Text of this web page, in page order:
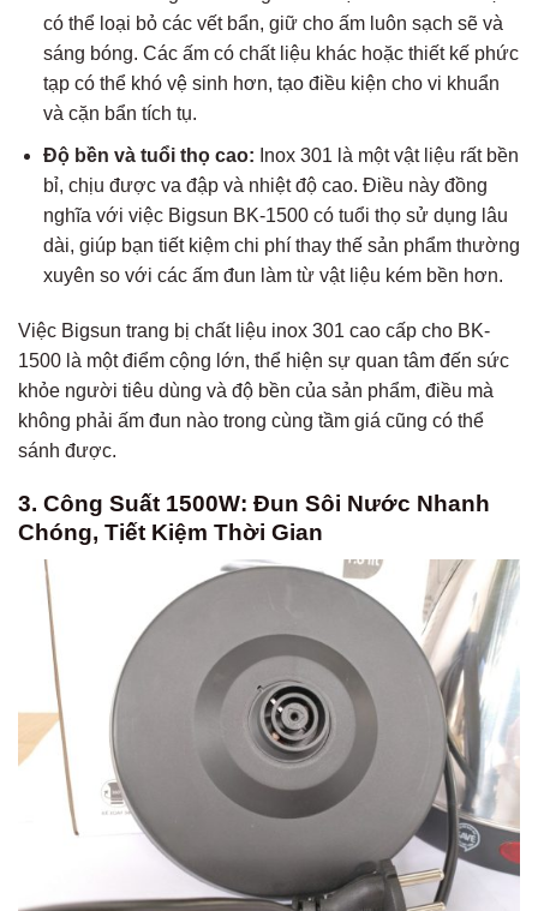
có thể loại bỏ các vết bẩn, giữ cho ấm luôn sạch sẽ và
sáng bóng. Các ấm có chất liệu khác hoặc thiết kế phức
tạp có thể khó vệ sinh hơn, tạo điều kiện cho vi khuẩn
và cặn bẩn tích tụ.
Độ bền và tuổi thọ cao: Inox 301 là một vật liệu rất bền
bỉ, chịu được va đập và nhiệt độ cao. Điều này đồng
nghĩa với việc Bigsun BK-1500 có tuổi thọ sử dụng lâu
dài, giúp bạn tiết kiệm chi phí thay thế sản phẩm thường
xuyên so với các ấm đun làm từ vật liệu kém bền hơn.
Việc Bigsun trang bị chất liệu inox 301 cao cấp cho BK-
1500 là một điểm cộng lớn, thể hiện sự quan tâm đến sức
khỏe người tiêu dùng và độ bền của sản phẩm, điều mà
không phải ấm đun nào trong cùng tầm giá cũng có thể
sánh được.
3. Công Suất 1500W: Đun Sôi Nước Nhanh
Chóng, Tiết Kiệm Thời Gian